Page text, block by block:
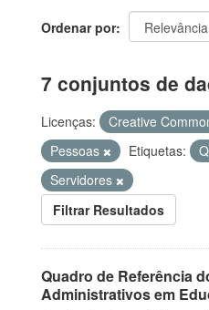
Ordenar por
7 conjuntos de
Licenças: Creative
Pessoas
Etiquetas:
Servidores
Filtrar Resultados
Quadro de Referência
Administrativos em